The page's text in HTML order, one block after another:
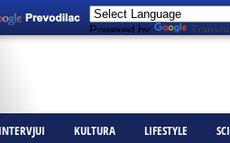
Powered by
INTERVJUI KULTURA LIFESTYLE